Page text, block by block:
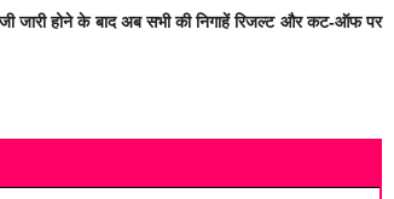
जारी होने के बाद अब सभी की निगाहें रिजल्ट और कट-ऑफ पर